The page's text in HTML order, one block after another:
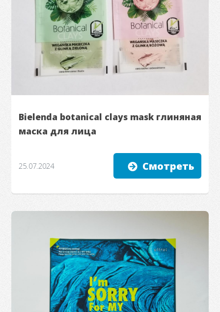
Bielenda botanical clays mask глиняная
маска для лица
25.07.2024 Смотреть